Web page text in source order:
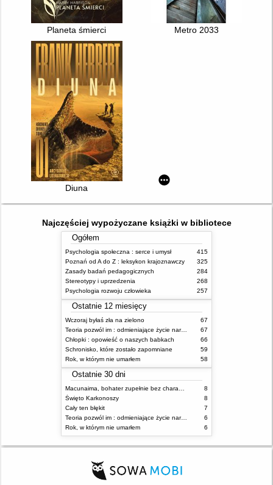
Planeta śmierci Metro 2033
Diuna
Najczęściej wypożyczane książki w bibliotece
Ogółem
Psychologia społeczna : serce i umysł
415
Poznań od A do Z : leksykon krajoznawczy
325
Zasady badań pedagogicznych
284
Stereotypy i uprzedzenia
268
Psychologia rozwoju człowieka
257
Ostatnie 12 miesięcy
Wczoraj byłaś zła na zielono
67
Teoria pozwól im : odmieniające życie narzędzie, o którym mówią miliony ludzi
67
Chłopki : opowieść o naszych babkach
66
Schronisko, które zostało zapomniane
59
Rok, w którym nie umarłem
58
Ostatnie 30 dni
Macunaima, bohater zupełnie bez charakteru
8
Święto Karkonoszy
8
Cały ten błękit
7
Teoria pozwól im : odmieniające życie narzędzie, o którym mówią miliony ludzi
6
Rok, w którym nie umarłem
6